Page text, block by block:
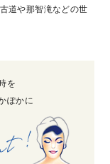
道や那智滝などの世
を
ぽかに